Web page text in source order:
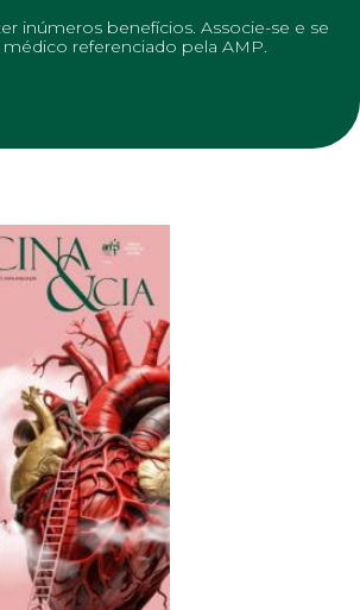
inúmeros benefícios. Associe-se e se
referenciado pela AMP.